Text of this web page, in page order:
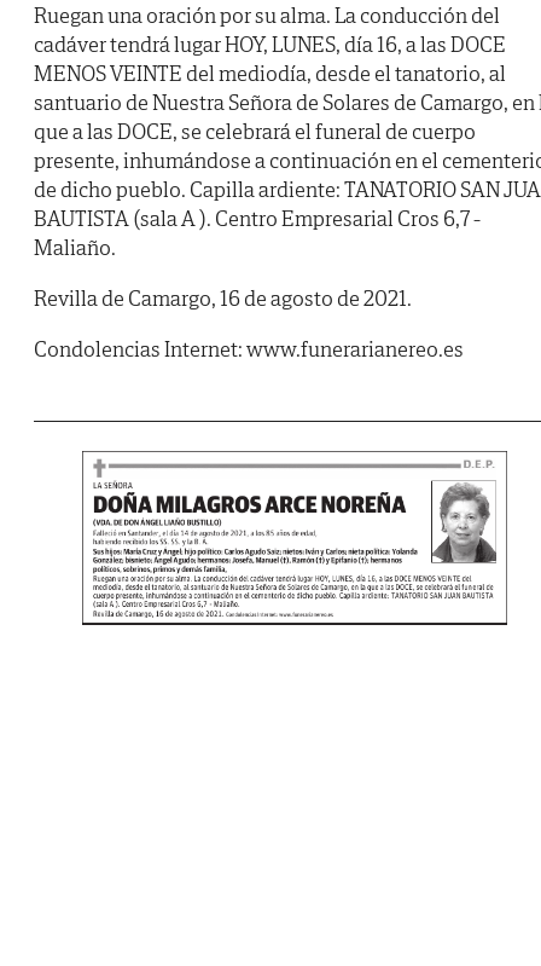
Ruegan una oración por su alma. La conducción del
cadáver tendrá lugar HOY, LUNES, día 16, a las DOCE
MENOS VEINTE del mediodía, desde el tanatorio, al
santuario de Nuestra Señora de Solares de Camargo, en
que a las DOCE, se celebrará el funeral de cuerpo
presente, inhumándose a continuación en el
de dicho pueblo. Capilla ardiente: TANATORIO SAN
BAUTISTA (sala A ). Centro Empresarial Cros 6,7 -
Maliaño.
Revilla de Camargo, 16 de agosto de 2021.
Condolencias Internet: www.funerarianereo.es